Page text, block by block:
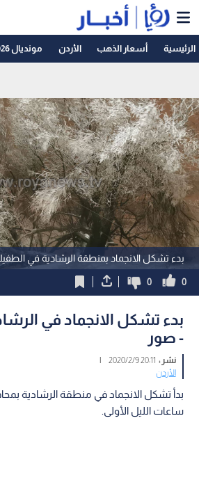
الرئيسية أسعار الذهب الأردن مونديال 2026
بدء تشكل الانجماد بمنطقة الرشادية في
0
0
بدء تشكل الانجماد في
- صور
نشر : 20:11 2020/2/9
|
الأردن
بدأ تشكل الانجماد في منطقة الرشادية
ساعات الليل الأولى.